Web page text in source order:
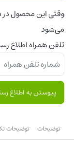
وقتی این محصول در
می‌شود
تلفن همراه اطلاع
پیوستن به اطلاع
توضیحات توضیحات